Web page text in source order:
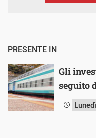
PRESENTE IN
Gli
seguito